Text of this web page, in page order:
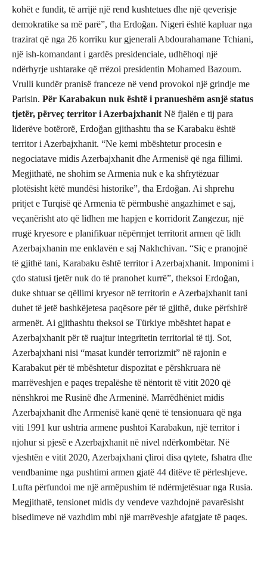
kohët e fundit, të arrijë një rend kushtetues dhe një qeverisje
demokratike sa më parë”, tha Erdoğan. Nigeri është kapluar nga
trazirat që nga 26 korriku kur gjenerali Abdourahamane Tchiani,
një ish-komandant i gardës presidenciale, udhëhoqi një
ndërhyrje ushtarake që rrëzoi presidentin Mohamed Bazoum.
Vrulli kundër pranisë franceze në vend provokoi një grindje me
Parisin. Për Karabakun nuk është i pranueshëm asnjë status
tjetër, përveç territor i Azerbajxhanit Në fjalën e tij para
liderëve botërorë, Erdoğan gjithashtu tha se Karabaku është
territor i Azerbajxhanit. “Ne kemi mbështetur procesin e
negociatave midis Azerbajxhanit dhe Armenisë që nga fillimi.
Megjithatë, ne shohim se Armenia nuk e ka shfrytëzuar
plotësisht këtë mundësi historike”, tha Erdoğan. Ai shprehu
pritjet e Turqisë që Armenia të përmbushë angazhimet e saj,
veçanërisht ato që lidhen me hapjen e korridorit Zangezur, një
rrugë kryesore e planifikuar nëpërmjet territorit armen që lidh
Azerbajxhanin me enklavën e saj Nakhchivan. “Siç e pranojnë
të gjithë tani, Karabaku është territor i Azerbajxhanit. Imponimi i
çdo statusi tjetër nuk do të pranohet kurrë”, theksoi Erdoğan,
duke shtuar se qëllimi kryesor në territorin e Azerbajxhanit tani
duhet të jetë bashkëjetesa paqësore për të gjithë, duke përfshirë
armenët. Ai gjithashtu theksoi se Türkiye mbështet hapat e
Azerbajxhanit për të ruajtur integritetin territorial të tij. Sot,
Azerbajxhani nisi “masat kundër terrorizmit” në rajonin e
Karabakut për të mbështetur dispozitat e përshkruara në
marrëveshjen e paqes trepalëshe të nëntorit të vitit 2020 që
nënshkroi me Rusinë dhe Armeninë. Marrëdhëniet midis
Azerbajxhanit dhe Armenisë kanë qenë të tensionuara që nga
viti 1991 kur ushtria armene pushtoi Karabakun, një territor i
njohur si pjesë e Azerbajxhanit në nivel ndërkombëtar. Në
vjeshtën e vitit 2020, Azerbajxhani çliroi disa qytete, fshatra dhe
vendbanime nga pushtimi armen gjatë 44 ditëve të përleshjeve.
Lufta përfundoi me një armëpushim të ndërmjetësuar nga Rusia.
Megjithatë, tensionet midis dy vendeve vazhdojnë pavarësisht
bisedimeve në vazhdim mbi një marrëveshje afatgjate të paqes.